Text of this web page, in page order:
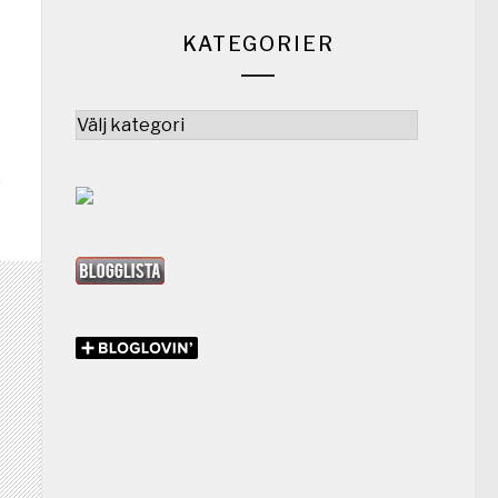
KATEGORIER
Kategorier